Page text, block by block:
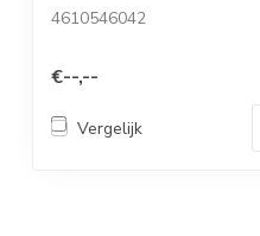
4610546042
€--,--
Vergelijk